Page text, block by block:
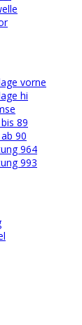
vorne
hi
89
90
964
993